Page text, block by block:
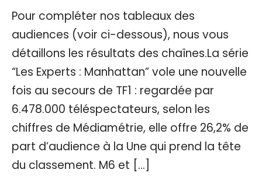
Pour compléter nos tableaux des
audiences (voir ci-dessous), nous vous
détaillons les résultats des chaînes.La série
“Les Experts : Manhattan” vole une nouvelle
fois au secours de TF1 : regardée par
6.478.000 téléspectateurs, selon les
chiffres de Médiamétrie, elle offre 26,2% de
part d’audience à la Une qui prend la tête
du classement. M6 et […]